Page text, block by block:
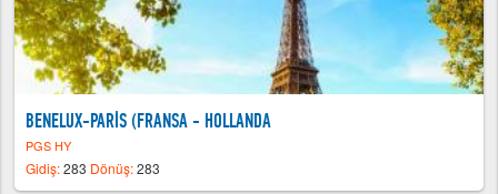
BENELUX-PARİS (FRANSA - HOLLANDA
PGS HY
Gidiş:283 Dönüş:283